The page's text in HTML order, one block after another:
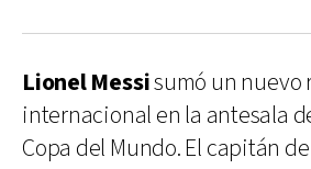
Lionel Messisumó un
internacional en la antesala
Copa del Mundo. El capitán